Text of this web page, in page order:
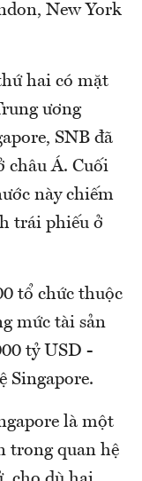
New York
hai có mặt
ương
SNB đã
châu Á. Cuối
này chiếm
trái phiếu ở
tổ chức thuộc
mức tài sản
tỷ USD -
Singapore.
là một
trong quan hệ